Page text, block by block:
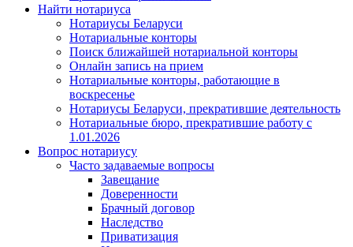
Найти нотариуса
Нотариусы Беларуси
Нотариальные конторы
Поиск ближайшей нотариальной конторы
Онлайн запись на прием
Нотариальные конторы, работающие в
воскресенье
Нотариусы Беларуси, прекратившие деятельность
Нотариальные бюро, прекратившие работу с
1.01.2026
Вопрос нотариусу
Часто задаваемые вопросы
Завещание
Доверенности
Брачный договор
Наследство
Приватизация